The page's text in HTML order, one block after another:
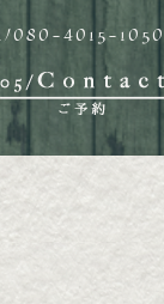
080-4015-1050